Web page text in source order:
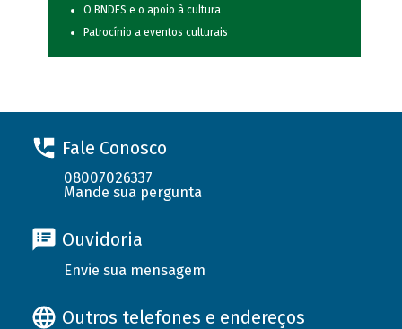
O BNDES e o apoio à cultura
Patrocínio a eventos culturais
Fale Conosco
08007026337
Mande sua pergunta
Ouvidoria
Envie sua mensagem
Outros telefones e endereços